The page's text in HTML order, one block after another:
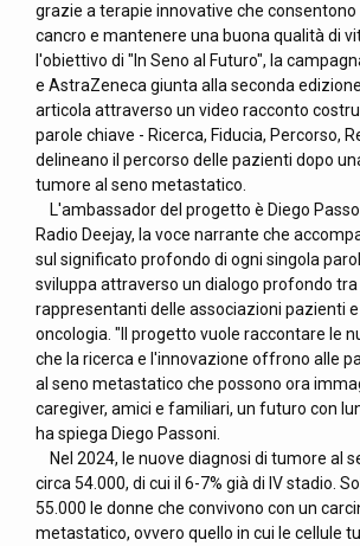
grazie a terapie innovative che consentono
cancro e mantenere una buona qualità di
l'obiettivo di "In Seno al Futuro", la
e AstraZeneca giunta alla seconda
articola attraverso un video racconto
parole chiave - Ricerca, Fiducia, Percorso,
delineano il percorso delle pazienti dopo
tumore al seno metastatico.
L'ambassador del progetto è Diego
Radio Deejay, la voce narrante che
sul significato profondo di ogni singola
sviluppa attraverso un dialogo profondo tra
rappresentanti delle associazioni pazienti
oncologia. "Il progetto vuole raccontare le
che la ricerca e l'innovazione offrono alle
al seno metastatico che possono ora
caregiver, amici e familiari, un futuro con
ha spiega Diego Passoni.
Nel 2024, le nuove diagnosi di tumore al
circa 54.000, di cui il 6-7% già di IV stadio.
55.000 le donne che convivono con un
metastatico, ovvero quello in cui le cellule